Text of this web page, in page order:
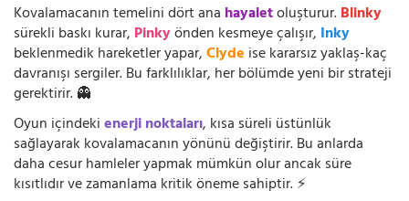
Kovalamacanın temelini dört ana hayaletoluşturur.Blinky
sürekli baskı kurar, Pinkyönden kesmeye çalışır, Inky
beklenmedik hareketler yapar,Clyde ise kararsız yaklaş-kaç
davranışı sergiler. Bu farklılıklar, her bölümde yeni bir strateji
gerektirir. 👻
Oyun içindekienerji noktaları, kısa süreli üstünlük
sağlayarak kovalamacanın yönünü değiştirir. Bu anlarda
daha cesur hamleler yapmak mümkün olur ancak süre
kısıtlıdır ve zamanlama kritik öneme sahiptir. ⚡